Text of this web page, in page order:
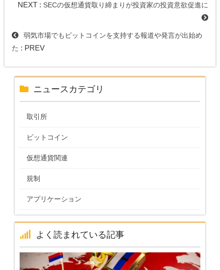
NEXT : SECの仮想通貨取り締まりが投資家の投資意欲促進に
弱気市場でもビットコインを支持する報道や発言が出始め
た : PREV
ニュースカテゴリ
取引所
ビットコイン
仮想通貨関連
規制
アプリケーション
よく読まれている記事